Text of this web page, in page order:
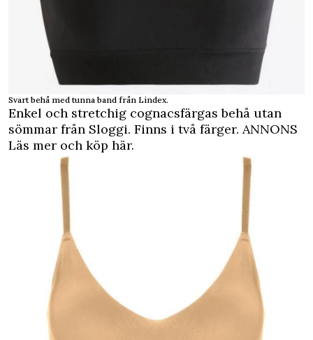
Svart behå med tunna band från Lindex.
Enkel och stretchig cognacsfärgas behå utan
sömmar från Sloggi. Finns i två färger. ANNONS
Läs mer och köp här.